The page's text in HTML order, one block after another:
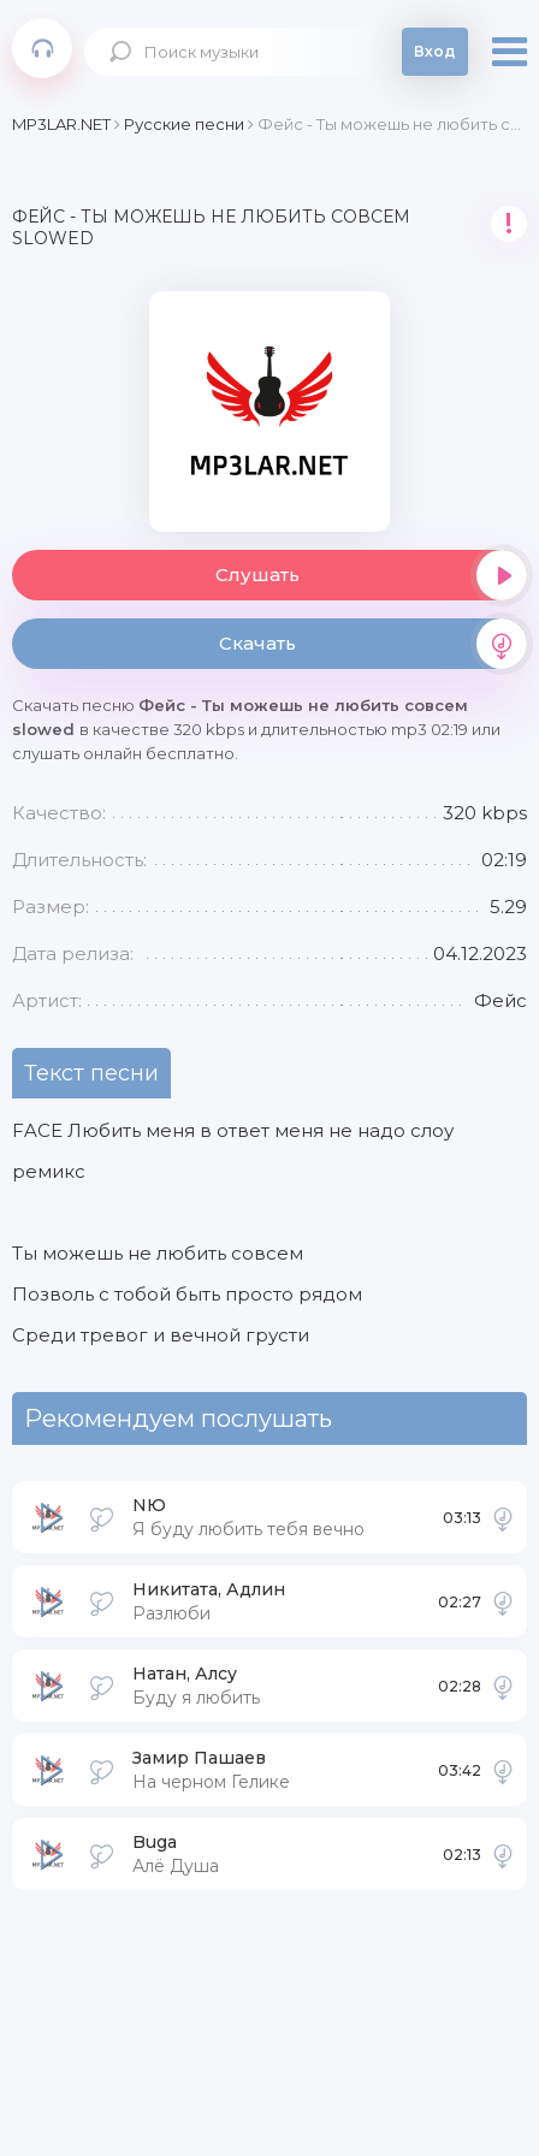
Вход
MP3LAR.NET Русские песни Фейс - Ты можешь не любить совсем slowed
ФЕЙС - ТЫ МОЖЕШЬ НЕ ЛЮБИТЬ СОВСЕМ
SLOWED
!
Слушать
Скачать
Скачать песню Фейс - Ты можешь не любить совсем
slowed в качестве 320 kbps и длительностью mp3 02:19 или
слушать онлайн бесплатно.
Качество: 320 kbps
Длительность: 02:19
Размер: 5.29
Дата релиза: 04.12.2023
Артист: Фейс
Текст песни
FACE Любить меня в ответ меня не надо слоу
ремикс
Ты можешь не любить совсем
Позволь с тобой быть просто рядом
Среди тревог и вечной грусти
Рекомендуем послушать
NЮ
Я буду любить тебя вечно
03:13
Никитата, Адлин
Разлюби
02:27
Натан, Алсу
Буду я любить
02:28
Замир Пашаев
На черном Гелике
03:42
Buga
Алё Душа
02:13